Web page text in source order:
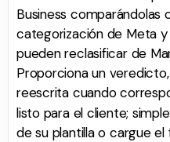
Business comparándolas
categorización de Meta
pueden reclasificar de
Proporciona un
reescrita cuando
listo para el cliente;
de su plantilla o cargue